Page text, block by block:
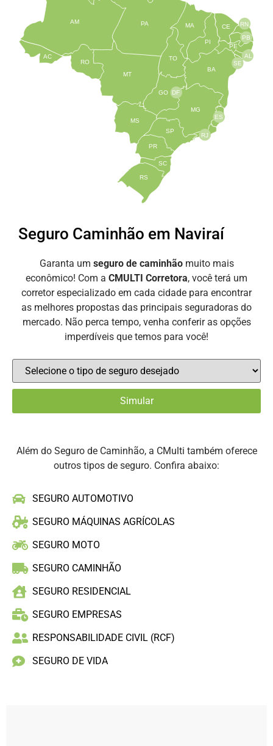
TO
BA
SE
PE
AL
RN
CE
PI
MA
PA
AM
AC
RO
MT
MS
GO
PR
SC
RS
SP
MG
RJ
ES
DF
PB
Seguro Caminhão em Naviraí
Garanta um seguro de caminhão muito mais
econômico! Com a CMULTI Corretora, você terá um
corretor especializado em cada cidade para encontrar
as melhores propostas das principais seguradoras do
mercado. Não perca tempo, venha conferir as opções
imperdíveis que temos para você!
Além do Seguro de Caminhão, a CMulti também oferece
outros tipos de seguro. Confira abaixo:
SEGURO AUTOMOTIVO
SEGURO MÁQUINAS AGRÍCOLAS
SEGURO MOTO
SEGURO CAMINHÃO
SEGURO RESIDENCIAL
SEGURO EMPRESAS
RESPONSABILIDADE CIVIL (RCF)
SEGURO DE VIDA